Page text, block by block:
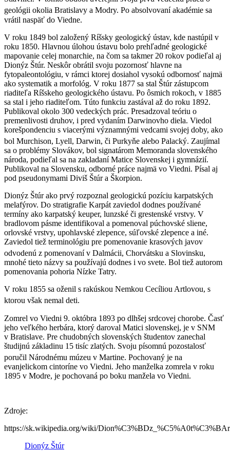
geológii okolia Bratislavy a Modry. Po absolvovaní akadémie sa
vrátil naspäť do Viedne.
V roku 1849 bol založený Ríšsky geologický ústav, kde nastúpil v
roku 1850. Hlavnou úlohou ústavu bolo prehľadné geologické
mapovanie celej monarchie, na čom sa takmer 20 rokov podieľal aj
Dionýz Štúr. Neskôr obrátil svoju pozornosť hlavne na
fytopaleontológiu, v rámci ktorej dosiahol vysokú odbornosť najmä
ako systematik a morfológ. V roku 1877 sa stal Štúr zástupcom
riaditeľa Ríšskeho geologického ústavu. Po ôsmich rokoch, v 1885
sa stal i jeho riaditeľom. Túto funkciu zastával až do roku 1892.
Publikoval okolo 300 vedeckých prác. Presadzoval teóriu o
premenlivosti druhov, i pred vydaním Darwinovho diela. Viedol
korešpondenciu s viacerými významnými vedcami svojej doby, ako
bol Murchison, Lyell, Darwin, či Purkyňe alebo Palacký. Zaujímal
sa o problémy Slovákov, bol signatárom Memoranda slovenského
národa, podieľal sa na zakladaní Matice Slovenskej i gymnázií.
Publikoval na Slovensku, odborné práce najmä vo Viedni. Písal aj
pod pseudonymami Diviš Štúr a Škorpion.
Dionýz Štúr ako prvý rozpoznal geologickú pozíciu karpatských
melafýrov. Do stratigrafie Karpát zaviedol dodnes používané
termíny ako karpatský keuper, lunzské či grestenské vrstvy. V
bradlovom pásme identifikoval a pomenoval púchovské sliene,
orlovské vrstvy, upohlavské zlepence, súľovské zlepence a iné.
Zaviedol tiež terminológiu pre pomenovanie krasových javov
odvodenú z pomenovaní v Dalmácii, Chorvátsku a Slovinsku,
mnohé tieto názvy sa používajú dodnes i vo svete. Bol tiež autorom
pomenovania pohoria Nízke Tatry.
V roku 1855 sa oženil s rakúskou Nemkou Cecíliou Artlovou, s
ktorou však nemal deti.
Zomrel vo Viedni 9. októbra 1893 po dlhšej srdcovej chorobe. Časť
jeho veľkého herbára, ktorý daroval Matici slovenskej, je v SNM
v Bratislave. Pre chudobných slovenských študentov zanechal
študijnú základinu 15 tisíc zlatých. Svoju písomnú pozostalosť
poručil Národnému múzeu v Martine. Pochovaný je na
evanjelickom cintoríne vo Viedni. Jeho manželka zomrela v roku
1895 v Modre, je pochovaná po boku manžela vo Viedni.
Zdroje:
https://sk.wikipedia.org/wiki/Dion%C3%BDz_%C5%A0t%C3%BAr
Dionýz Štúr